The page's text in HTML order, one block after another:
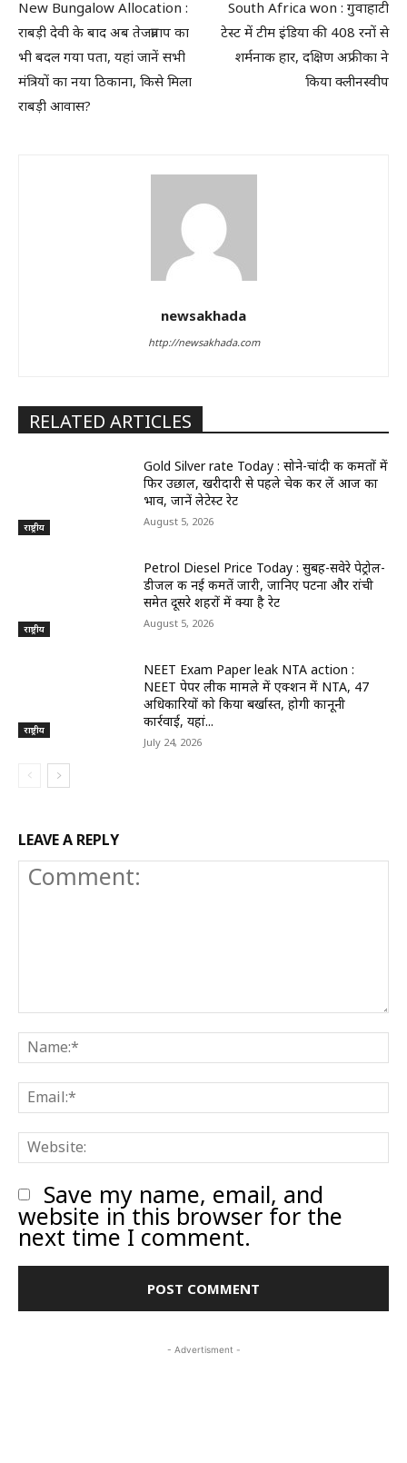
New Bungalow Allocation :
राबड़ी देवी के बाद अब तेजप्रताप का
भी बदल गया पता, यहां जानें सभी
मंत्रियों का नया ठिकाना, किसे मिला
राबड़ी आवास?
South Africa won : गुवाहाटी
टेस्ट में टीम इंडिया की 408 रनों से
शर्मनाक हार, दक्षिण अफ्रीका ने
किया क्लीनस्वीप
newsakhada
http://newsakhada.com
RELATED ARTICLES
राष्ट्रीय
Gold Silver rate Today : सोने-चांदी की कीमतों में
फिर उछाल, खरीदारी से पहले चेक कर लें आज का
भाव, जानें लेटेस्ट रेट
August 5, 2026
राष्ट्रीय
Petrol Diesel Price Today : सुबह-सवेरे पेट्रोल-
डीजल की नई कीमतें जारी, जानिए पटना और रांची
समेत दूसरे शहरों में क्या है रेट
August 5, 2026
राष्ट्रीय
NEET Exam Paper leak NTA action :
NEET पेपर लीक मामले में एक्शन में NTA, 47
अधिकारियों को किया बर्खास्त, होगी कानूनी
कार्रवाई, यहां...
July 24, 2026
LEAVE A REPLY
Comment:
Save my name, email, and
website in this browser for the
next time I comment.
- Advertisment -